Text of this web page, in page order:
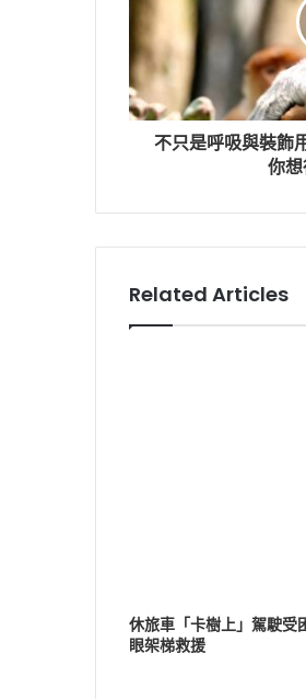
不只是呼吸與裝飾
你想
Related Articles
休旅車「卡樹上」駕駛受
眼架梯救援